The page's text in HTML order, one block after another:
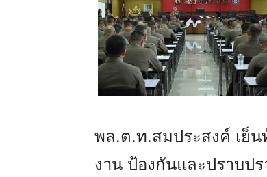
พล.ต.ท.สมประสงค์ เย็น
งาน ป้องกันและปราบป